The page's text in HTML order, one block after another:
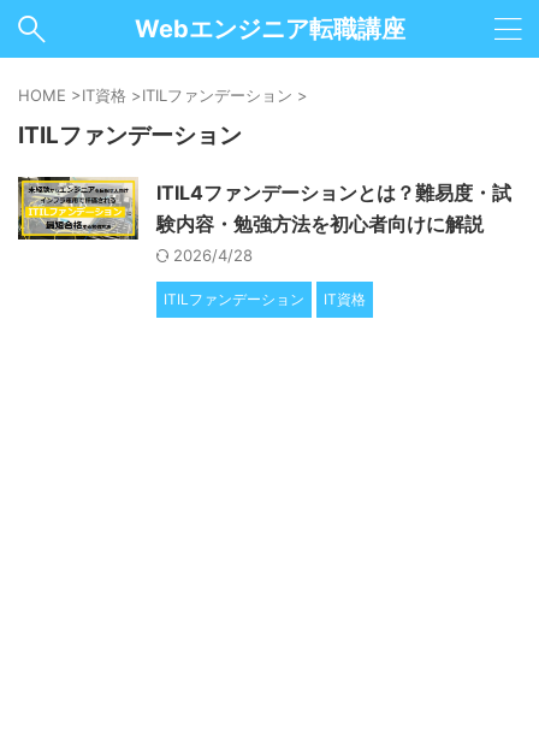
Webエンジニア転職講座
HOME >IT資格 >ITILファンデーション >
ITILファンデーション
ITIL4ファンデーションとは？難易度・試
験内容・勉強方法を初心者向けに解説
2026/4/28
ITILファンデーション IT資格